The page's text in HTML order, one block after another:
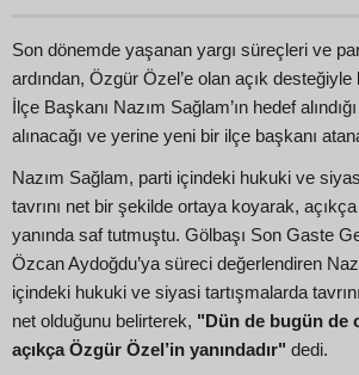
Son dönemde yaşanan yargı süreçleri ve
ardından, Özgür Özel’e olan açık
İlçe Başkanı Nazım Sağlam’ın hedef
alınacağı ve yerine yeni bir ilçe başkanı
Nazım Sağlam, parti içindeki hukuki ve
tavrını net bir şekilde ortaya koyarak,
yanında saf tutmuştu. Gölbaşı Son Gaste
Özcan Aydoğdu’ya süreci değerlendiren
içindeki hukuki ve siyasi tartışmalarda
net olduğunu belirterek, "Dün de bugün de
açıkça Özgür Özel’in yanındadır" dedi.